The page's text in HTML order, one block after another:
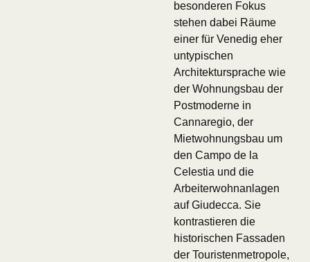
besonderen Fokus
stehen dabei Räume
einer für Venedig eher
untypischen
Architektursprache wie
der Wohnungsbau der
Postmoderne in
Cannaregio, der
Mietwohnungsbau um
den Campo de la
Celestia und die
Arbeiterwohnanlagen
auf Giudecca. Sie
kontrastieren die
historischen Fassaden
der Touristenmetropole,